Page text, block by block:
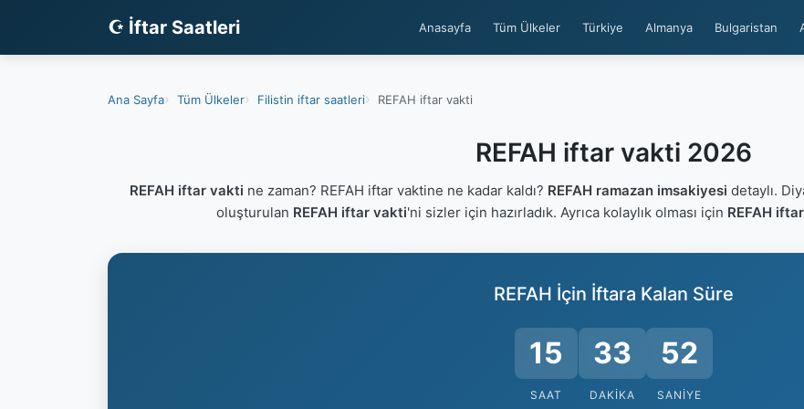
☪ İftar Saatleri Anasayfa Tüm Ülkeler Türkiye Almanya Bulgaristan
Ana Sayfa Tüm Ülkeler Filistin iftar saatleri REFAH iftar vakti
REFAH iftar vakti 2026
REFAH iftar vakti ne zaman? REFAH iftar vaktine ne kadar kaldı? REFAH ramazan imsakiyesi detaylı.
oluşturulan REFAH iftar vakti'ni sizler için hazırladık. Ayrıca kolaylık olması için REFAH
REFAH İçin İftara Kalan Süre
15
SAAT
33
DAKIKA
51
SANIYE